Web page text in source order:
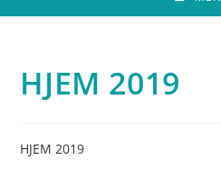
HJEM 2019
HJEM 2019